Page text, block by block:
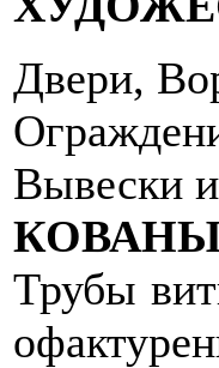
Двери,
Вывески
Трубы